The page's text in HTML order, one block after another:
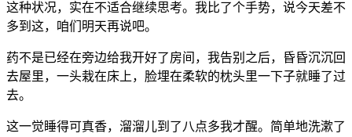
这种状况，实在不适合继续思考。我比了个手势，说今天差不
多到这，咱们明天再说吧。
药不是已经在旁边给我开好了房间，我告别之后，昏昏沉沉回
去屋里，一头栽在床上，脸埋在柔软的枕头里一下子就睡了过
去。
这一觉睡得可真香，溜溜儿到了八点多我才醒。简单地洗漱了